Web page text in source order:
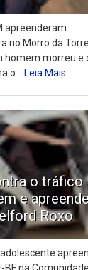
apreenderam
no Morro da
homem morreu e
o...Leia Mais
o tráfico
e
Roxo
BF na